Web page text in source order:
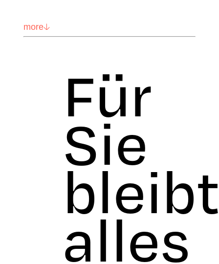
more
Für
Sie
bleibt
alles